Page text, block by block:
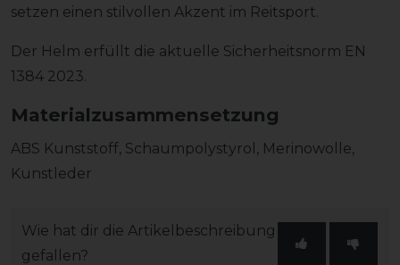
setzen einen stilvollen Akzent im Reitsport.
Der Helm erfüllt die aktuelle Sicherheitsnorm EN
1384 2023.
Materialzusammensetzung
ABS Kunststoff, Schaumpolystyrol, Merinowolle,
Kunstleder
Wie hat dir die Artikelbeschreibung
gefallen?